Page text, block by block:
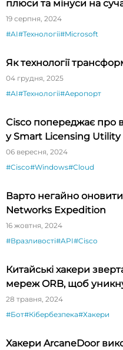
плюси та мінуси на
19 серпня, 2024
#AI#Технології#Microsoft
Як технології
04 грудня, 2025
#AI#Технології#Аеропорт
Cisco попереджає про
у Smart Licensing Utility
06 вересня, 2024
#Cisco#Windows#Cloud
Варто негайно
Networks Expedition
16 жовтня, 2024
#Вразливості#API#Cisco
Китайські хакери
мереж ORB, щоб
28 травня, 2024
#Бот#Кібербезпека#Хакери
Хакери ArcaneDoor